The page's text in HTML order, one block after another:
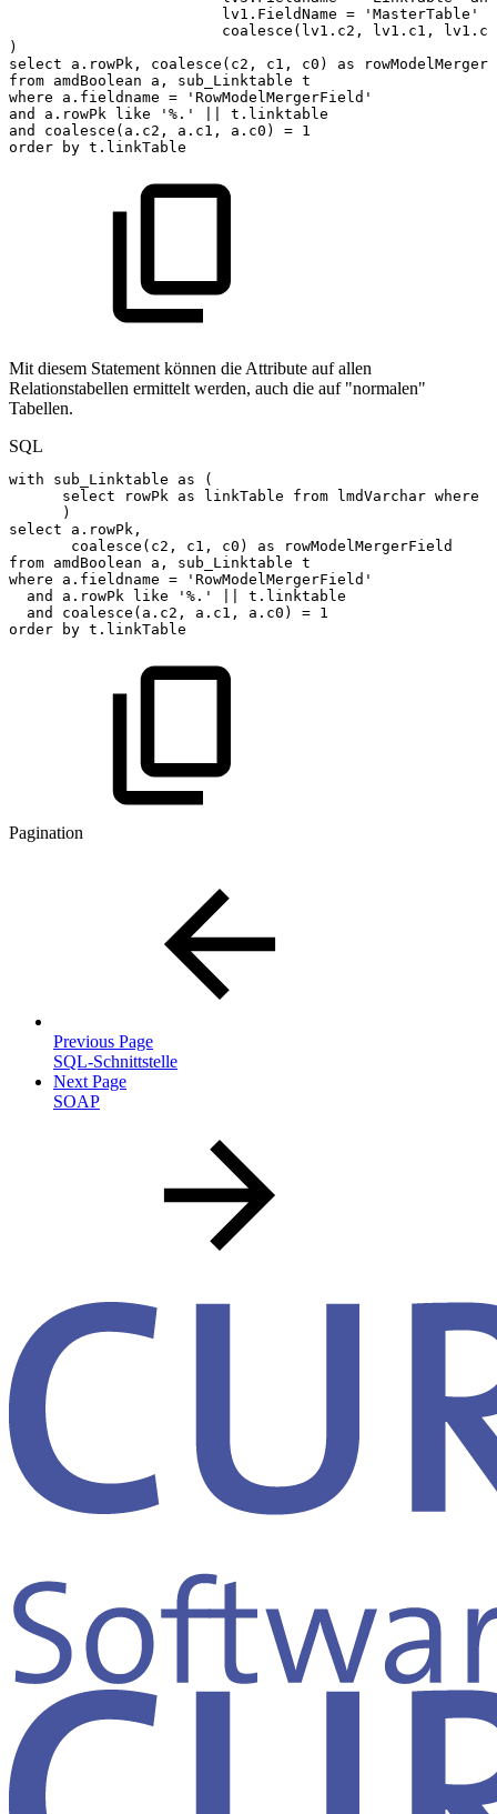
lv1 . FieldName = 'MasterTable'
coalesce ( lv1 . c2 , lv1 . c1 , lv1 . c0
)
select
a . rowPk , coalesce ( c2 , c1 , c0 ) as
from amdBoolean a , sub_Linktable t
where
a . fieldname =
'RowModelMergerField'
and
a . rowPk like '%.' t . linktable
and
coalesce ( a . c2 , a . c1 , a . c0 ) = 1
order
by t . linkTable
Mit diesem Statement können die Attribute auf allen
Relationstabellen ermittelt werden, auch die auf "normalen"
Tabellen.
SQL
with sub_Linktable as
(
select
rowPk as linkTable from lmdVarchar where
)
select
a . rowPk ,
coalesce ( c2 , c1 , c0 ) as
rowModelMergerField
from amdBoolean a , sub_Linktable t
where
a . fieldname =
'RowModelMergerField'
and
a . rowPk like '%.' t . linktable
and
coalesce ( a . c2 , a . c1 , a . c0 ) = 1
order
by t . linkTable
Pagination
Previous Page
SQL-Schnittstelle
Next Page
SOAP